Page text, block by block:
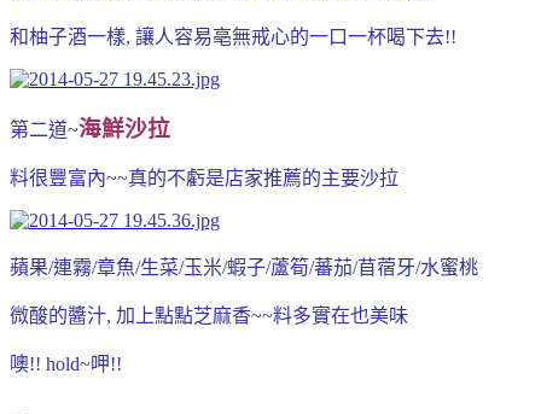
和柚子酒一樣, 讓人容易亳無戒心的一口一杯喝下去!!
第二道~海鮮沙拉
料很豐富內~~真的不虧是店家推薦的主要沙拉
蘋果/連霧/章魚/生菜/玉米/蝦子/蘆筍/蕃茄/苜蓿牙/水蜜桃
微酸的醬汁, 加上點點芝麻香~~料多實在也美味
噢!! hold~呷!!